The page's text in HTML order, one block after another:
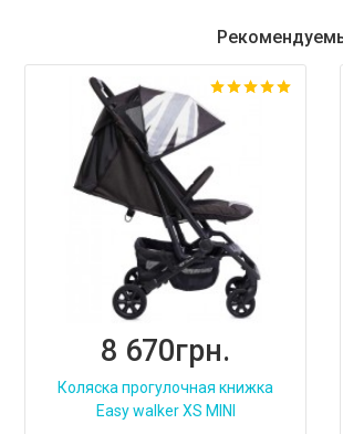
8 670грн.
Коляска прогулочная книжка
Easy walker XS MINI